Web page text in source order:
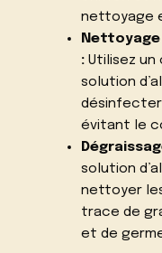
nettoyage
Nettoyage
:Utilisez un
solution
désinfecter
évitant le
solution
nettoyer
trace de
et de